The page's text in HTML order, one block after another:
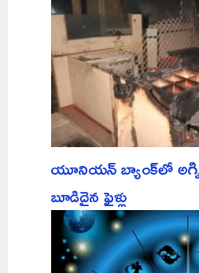
యూనియన్ బ్యాంక్‌లో
బూడిదైన ఫైళ్లు